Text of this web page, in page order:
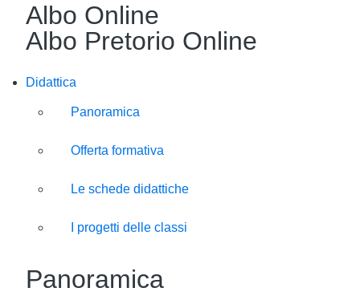
Albo Online
Albo Pretorio Online
Didattica
Panoramica
Offerta formativa
Le schede didattiche
I progetti delle classi
Panoramica